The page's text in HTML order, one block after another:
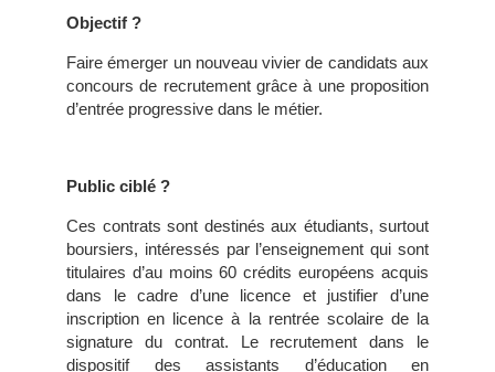
Objectif ?
Faire émerger un nouveau vivier de candidats aux
concours de recrutement grâce à une proposition
d’entrée progressive dans le métier.
Public ciblé ?
Ces contrats sont destinés aux étudiants, surtout
boursiers, intéressés par l’enseignement qui sont
titulaires d’au moins 60 crédits européens acquis
dans le cadre d’une licence et justifier d’une
inscription en licence à la rentrée scolaire de la
signature du contrat. Le recrutement dans le
dispositif des assistants d’éducation en